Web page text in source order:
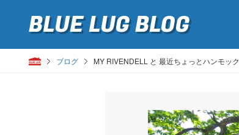
BLUE LUGBLOG
ブログ MY RIVENDELL と 最近ちょっとハンモック